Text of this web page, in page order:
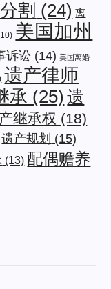
割 (24) 离
美国加州
诉讼 (14) 美国离婚
遗产律师
承 (25) 遗
继承权 (18)
遗产规划 (15)
(13) 配偶赡养